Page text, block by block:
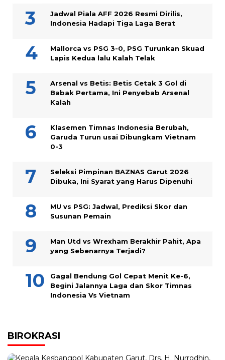
Jadwal Piala AFF 2026 Resmi Dirilis,
Indonesia Hadapi Tiga Laga Berat
Mallorca vs PSG 3-0, PSG Turunkan Skuad
Lapis Kedua lalu Kalah Telak
Arsenal vs Betis: Betis Cetak 3 Gol di
Babak Pertama, Ini Penyebab Arsenal
Kalah
Klasemen Timnas Indonesia Berubah,
Garuda Turun usai Dibungkam Vietnam
0-3
Seleksi Pimpinan BAZNAS Garut 2026
Dibuka, Ini Syarat yang Harus Dipenuhi
MU vs PSG: Jadwal, Prediksi Skor dan
Susunan Pemain
Man Utd vs Wrexham Berakhir Pahit, Apa
yang Sebenarnya Terjadi?
Gagal Bendung Gol Cepat Menit Ke-6,
Begini Jalannya Laga dan Skor Timnas
Indonesia Vs Vietnam
BIROKRASI